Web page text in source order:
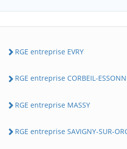
RGE entreprise EVRY
RGE entreprise CORBEIL-
RGE entreprise MASSY
RGE entreprise SAVIGNY-SUR-